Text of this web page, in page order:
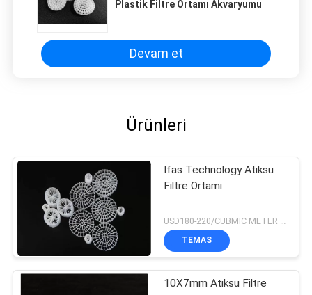
adjustment is smooth, and finding that sweet
strain during long sessions. Highly recommend
taking the time to set it up properly!""The Pico
the difference. No more eye strain during long
Plastik Filtre Ortamı Akvaryumu
Devam et
Ürünleri
Ifas Technology Atıksu
Filtre Ortamı
TEMAS
10X7mm Atıksu Filtre